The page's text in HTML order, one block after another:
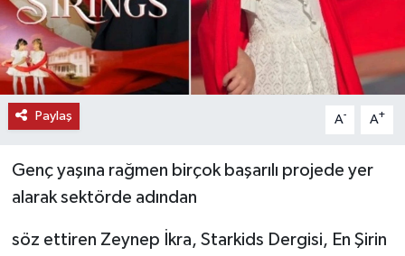
Paylaş A- A+
Genç yaşına rağmen birçok başarılı projede yer
alarak sektörde adından
söz ettiren Zeynep İkra, Starkids Dergisi, En Şirin
ÖZEL HABER
SAĞLIK
SPOR
TİCARET
YAŞAM